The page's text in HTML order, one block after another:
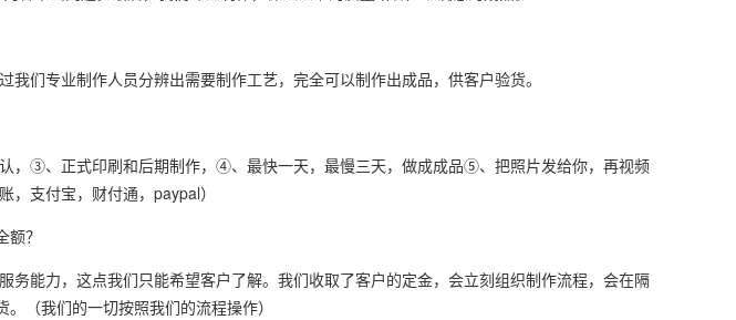
们专业制作人员分辨出需要制作工艺，完全可以制作出成品，供客户验货。
③、正式印刷和后期制作，④、最快一天，最慢三天，做成成品⑤、把照片发给你，再视频
支付宝，财付通，paypal）
？
能力，这点我们只能希望客户了解。我们收取了客户的定金，会立刻组织制作流程，会在隔
（我们的一切按照我们的流程操作）